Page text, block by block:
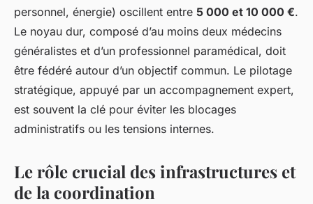
personnel, énergie) oscillent entre 5 000 et 10 000 €.
Le noyau dur, composé d’au moins deux médecins
généralistes et d’un professionnel paramédical, doit
être fédéré autour d’un objectif commun. Le pilotage
stratégique, appuyé par un accompagnement expert,
est souvent la clé pour éviter les blocages
administratifs ou les tensions internes.
Le rôle crucial des infrastructures et
de la coordination